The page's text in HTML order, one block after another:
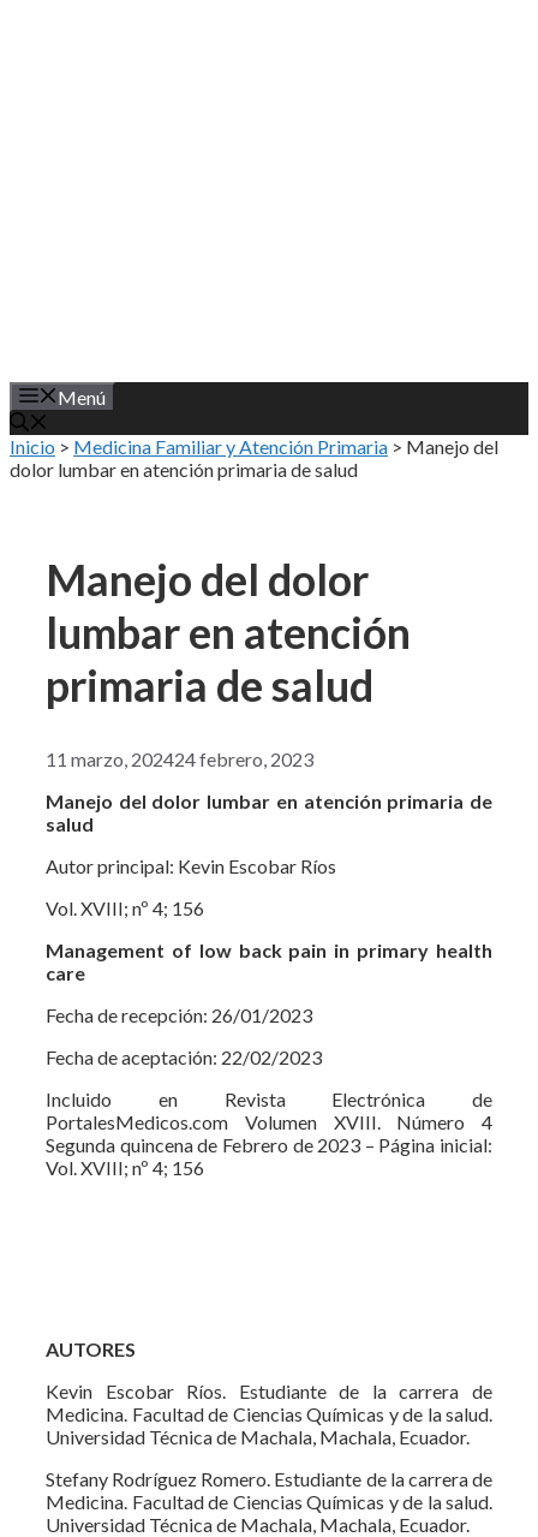
Menú
Inicio > Medicina Familiar y Atención Primaria > Manejo del
dolor lumbar en atención primaria de salud
Manejo del dolor
lumbar en atención
primaria de salud
11 marzo, 202424 febrero, 2023
Manejo del dolor lumbar en atención primaria de
salud
Autor principal: Kevin Escobar Ríos
Vol. XVIII; nº 4; 156
Management of low back pain in primary health
care
Fecha de recepción: 26/01/2023
Fecha de aceptación: 22/02/2023
Incluido en Revista Electrónica de
PortalesMedicos.com Volumen XVIII. Número 4
Segunda quincena de Febrero de 2023 – Página inicial:
Vol. XVIII; nº 4; 156
AUTORES
Kevin Escobar Ríos. Estudiante de la carrera de
Medicina. Facultad de Ciencias Químicas y de la salud.
Universidad Técnica de Machala, Machala, Ecuador.
Stefany Rodríguez Romero. Estudiante de la carrera de
Medicina. Facultad de Ciencias Químicas y de la salud.
Universidad Técnica de Machala, Machala, Ecuador.